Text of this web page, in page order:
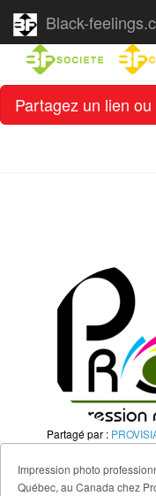
Partagez un lien
Black-
Partagé par :
Impression photo
Québec, au Canada chez